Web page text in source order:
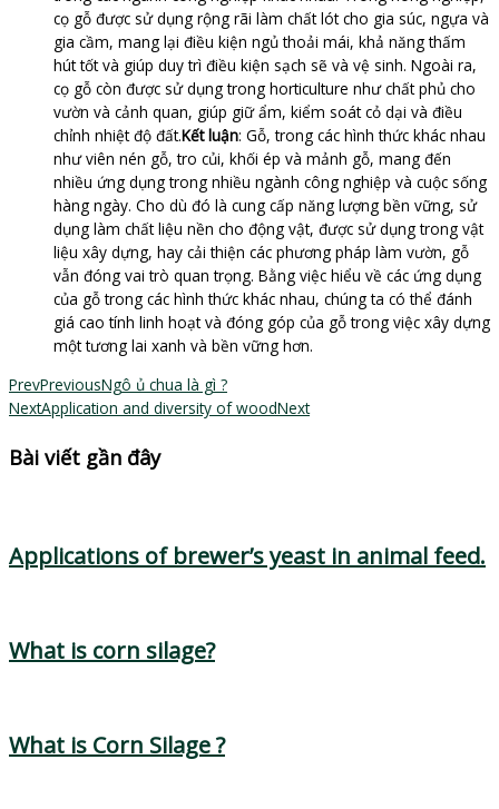
cọ gỗ được sử dụng rộng rãi làm chất lót cho gia súc, ngựa và
gia cầm, mang lại điều kiện ngủ thoải mái, khả năng thấm
hút tốt và giúp duy trì điều kiện sạch sẽ và vệ sinh. Ngoài ra,
cọ gỗ còn được sử dụng trong horticulture như chất phủ cho
vườn và cảnh quan, giúp giữ ẩm, kiểm soát cỏ dại và điều
chỉnh nhiệt độ đất.Kết luận: Gỗ, trong các hình thức khác nhau
như viên nén gỗ, tro củi, khối ép và mảnh gỗ, mang đến
nhiều ứng dụng trong nhiều ngành công nghiệp và cuộc sống
hàng ngày. Cho dù đó là cung cấp năng lượng bền vững, sử
dụng làm chất liệu nền cho động vật, được sử dụng trong vật
liệu xây dựng, hay cải thiện các phương pháp làm vườn, gỗ
vẫn đóng vai trò quan trọng. Bằng việc hiểu về các ứng dụng
của gỗ trong các hình thức khác nhau, chúng ta có thể đánh
giá cao tính linh hoạt và đóng góp của gỗ trong việc xây dựng
một tương lai xanh và bền vững hơn.
PrevPreviousNgô ủ chua là gì ?
NextApplication and diversity of woodNext
Bài viết gần đây
Applications of brewer’s yeast in animal feed.
What is corn silage?
What is Corn Silage ?